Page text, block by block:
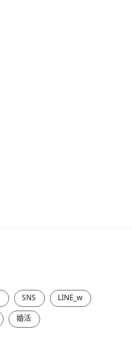
SNS
LINE_w
婚活